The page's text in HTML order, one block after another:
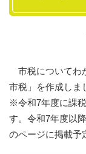
市税についてわ
市税」を作成しま
※令和7年度に課
す。令和7年度以
のページに掲載予